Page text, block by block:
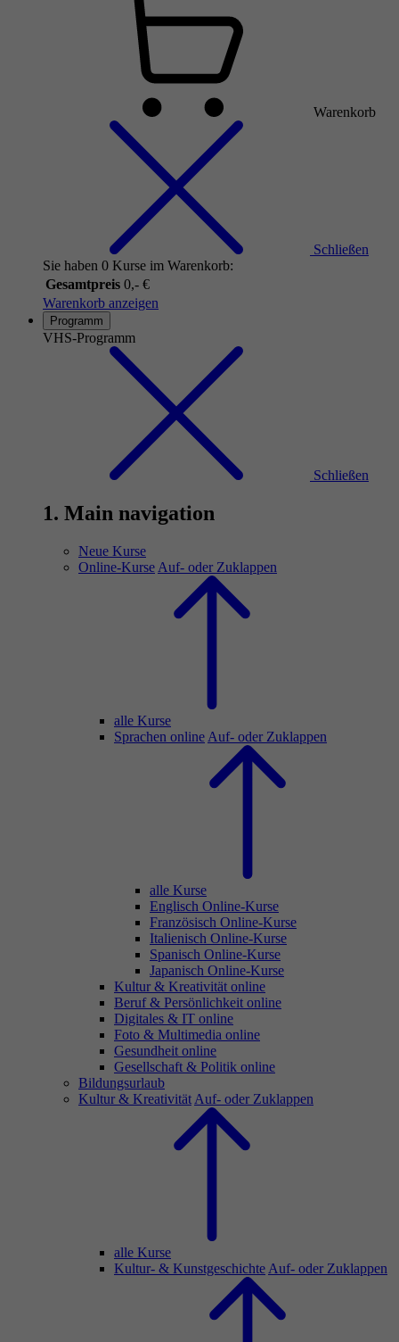
Warenkorb
Schließen
Sie haben 0 Kurse im Warenkorb:
Gesamtpreis 0,- €
Warenkorb anzeigen
Programm
VHS-Programm
Schließen
1. Main navigation
Neue Kurse
Online-Kurse Auf- oder Zuklappen
alle Kurse
Sprachen online Auf- oder Zuklappen
alle Kurse
Englisch Online-Kurse
Französisch Online-Kurse
Italienisch Online-Kurse
Spanisch Online-Kurse
Japanisch Online-Kurse
Kultur & Kreativität online
Beruf & Persönlichkeit online
Digitales & IT online
Foto & Multimedia online
Gesundheit online
Gesellschaft & Politik online
Bildungsurlaub
Kultur & Kreativität Auf- oder Zuklappen
alle Kurse
Kultur- & Kunstgeschichte Auf- oder Zuklappen